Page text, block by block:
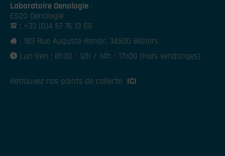
Laboratoire Oenologie :
ES20 Oenologie
: +33 (0)4 67 76 13 59
: 183 Rue Auguste Renoir, 34500 Béziers
Lun-Ven : 8h30 - 12h / 14h - 17h00 (Hors vendanges)
Retrouvez nos points de collecte ICI